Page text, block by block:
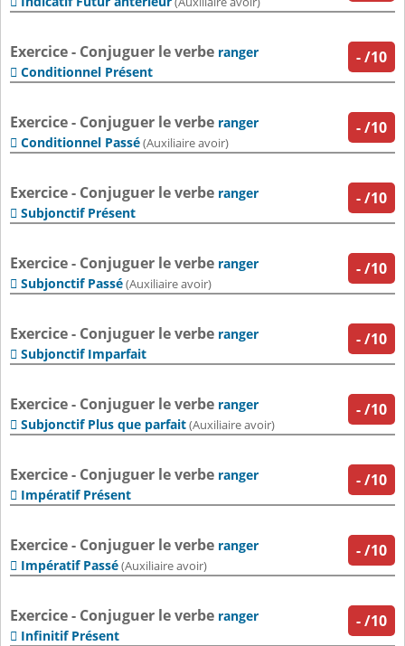
-/10
Exercice - Conjuguer le verbe ranger
 Conditionnel Présent
-/10
Exercice - Conjuguer le verbe ranger
 Conditionnel Passé(Auxiliaire avoir)
-/10
Exercice - Conjuguer le verbe ranger
 Subjonctif Présent
-/10
Exercice - Conjuguer le verbe ranger
 Subjonctif Passé(Auxiliaire avoir)
-/10
Exercice - Conjuguer le verbe ranger
 Subjonctif Imparfait
-/10
Exercice - Conjuguer le verbe ranger
 Subjonctif Plus que parfait(Auxiliaire avoir)
-/10
Exercice - Conjuguer le verbe ranger
 Impératif Présent
-/10
Exercice - Conjuguer le verbe ranger
 Impératif Passé(Auxiliaire avoir)
-/10
Exercice - Conjuguer le verbe ranger
 Infinitif Présent